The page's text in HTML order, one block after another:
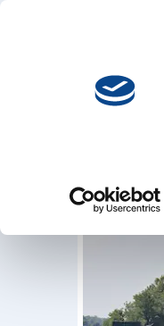
Na
28. jul. 2018 | 15:45